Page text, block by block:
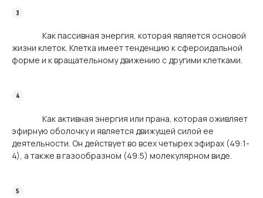
Как пассивная энергия, которая является основой
жизни клеток. Клетка имеет тенденцию к сфероидальной
форме и к вращательному движению с другими клетками.
Как активная энергия или прана, которая оживляет
эфирную оболочку и является движущей силой ее
деятельности. Он действует во всех четырех эфирах (49:1-
4), а также в газообразном (49:5) молекулярном виде.